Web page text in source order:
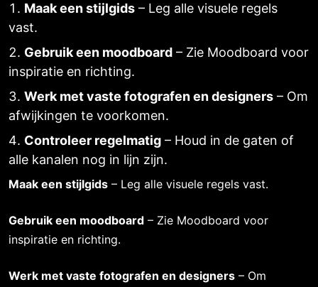
Maak een stijlgids – Leg alle visuele regels
vast.
Gebruik een moodboard – Zie Moodboard voor
inspiratie en richting.
Werk met vaste fotografen en designers – Om
afwijkingen te voorkomen.
Controleer regelmatig – Houd in de gaten of
alle kanalen nog in lijn zijn.
Maak een stijlgids – Leg alle visuele regels vast.
Gebruik een moodboard – Zie Moodboard voor
inspiratie en richting.
Werk met vaste fotografen en designers – Om